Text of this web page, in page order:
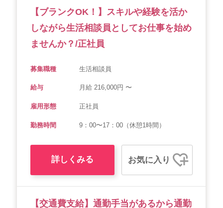
【ブランクOK！】スキルや経験を活か
しながら生活相談員としてお仕事を始め
ませんか？/正社員
募集職種 生活相談員
給与 月給 216,000円 〜
雇用形態 正社員
勤務時間 9：00〜17：00（休憩1時間）
詳しくみる お気に入り
【交通費支給】通勤手当があるから通勤